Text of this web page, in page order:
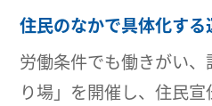
住民のなかで具体化する
労働条件でも働きがい
り場」を開催し、住民